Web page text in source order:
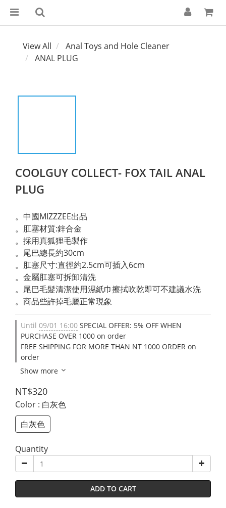
View All
Anal Toys and Hole Cleaner
ANAL PLUG
COOLGUY COLLECT- FOX TAIL ANAL
PLUG
。中國MIZZZEE出品
。肛塞材質:鋅合金
。採用真狐狸毛製作
。尾巴總長約30cm
。肛塞尺寸:直徑約2.5cm可插入6cm
。金屬肛塞可拆卸清洗
。尾巴毛髮清潔使用濕紙巾擦拭吹乾即可不建議水洗
。商品些許掉毛屬正常現象
Until 09/01 16:00 SPECIAL OFFER: 5% OFF WHEN
PURCHASE OVER 1000 on order
FREE SHIPPING FOR MORE THAN NT 1000 ORDER on
order
Show more
NT$320
Color : 白灰色
白灰色
Quantity
ADD TO CART